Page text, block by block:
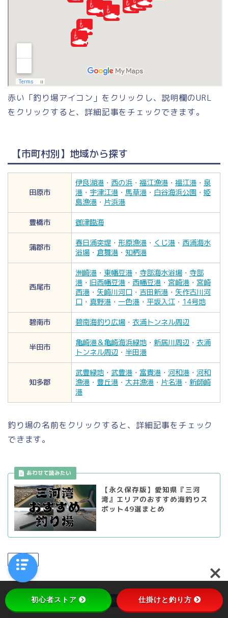
赤い「釣り場アイコン」をクリックし、説明欄のURL
をクリックすると、詳細記事をチェックできます。
【市町村別】地域から探す
田原市
伊良湖港 ・ 西の浜 ・ 福江漁港 ・ 福江港 ・ 泉
港 ・ 宇津江港 ・ 馬草港 ・ 白谷海浜公園 ・ 姫
島漁港 ・ 片浜港
豊橋市
御津臨海
蒲郡市 春日浦突堤 ・ 形原漁港 ・ くじ港 ・ 西浦海水
浴場 ・ 倉舞港 ・ 知柄港
西尾市
洲崎港 ・ 東幡豆港 ・ 寺部海水浴場 ・ 寺部
港 ・ 旧西幡豆港 ・ 西幡豆港 ・ 宮崎港 ・ 宮崎
西港 ・ 矢崎川河口 ・ 吉田新港 ・ 矢作古川河
口 ・ 真野港 ・ 一色港 ・ 平坂入江 ・ 14号地
碧南市
碧南海釣り広場 ・ 衣浦トンネル周辺
半田市 亀崎港＆亀崎海浜緑地 ・ 新居川周辺 ・ 衣浦
トンネル周辺 ・ 半田港
知多郡
武豊緑地 ・ 武豊港 ・ 富貴港 ・ 河和港 ・ 河和
漁港 ・ 豊丘港 ・ 大井漁港 ・ 片名港 ・ 新師崎
港
釣り場の名前をクリックすると、詳細記事をチェック
できます。
【永久保存版】愛知県『三河
湾』エリアのおすすめ海釣りス
ポット49選まとめ
半田市
初心者ストア 仕掛けと釣り方